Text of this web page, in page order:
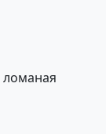
ломаная